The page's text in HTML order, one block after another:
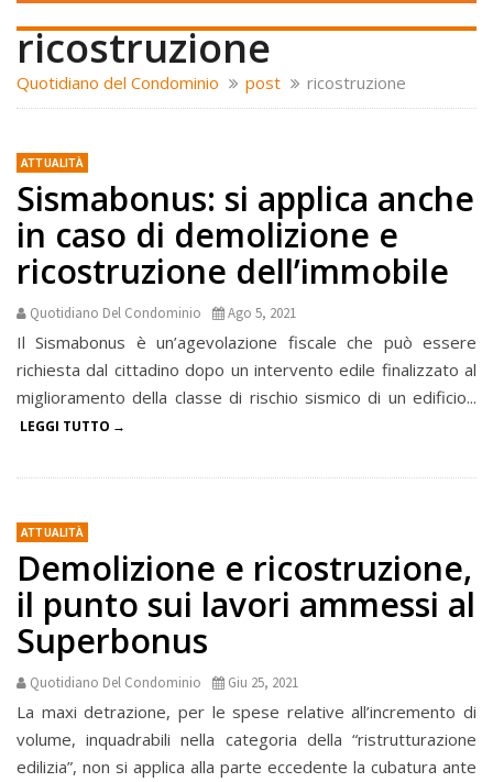
ricostruzione
Quotidiano del Condominio post ricostruzione
ATTUALITÀ
Sismabonus: si applica anche
in caso di demolizione e
ricostruzione dell’immobile
Quotidiano Del Condominio Ago 5, 2021
Il Sismabonus è un’agevolazione fiscale che può essere
richiesta dal cittadino dopo un intervento edile finalizzato al
miglioramento della classe di rischio sismico di un edificio...
LEGGI TUTTO
ATTUALITÀ
Demolizione e ricostruzione,
il punto sui lavori ammessi al
Superbonus
Quotidiano Del Condominio Giu 25, 2021
La maxi detrazione, per le spese relative all’incremento di
volume, inquadrabili nella categoria della “ristrutturazione
edilizia”, non si applica alla parte eccedente la cubatura ante